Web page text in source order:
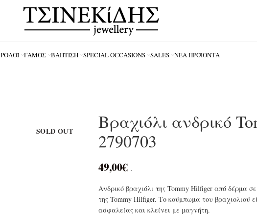
ΡΟΛΌΪ ΓΆΜΟΣ ΒΆΠΤΙΣΗ SPECIAL OCCASIONS SALES ΝΈΑ ΠΡΟΪΌΝΤΑ
SOLD OUT
Βραχιόλι ανδρικό
2790703
49,00€ .
Ανδρικό βραχιόλι της Tommy Hilfiger από δέρμα
της Tommy Hilfiger. Το κούμπωμα του βραχιολιού
ασφαλείας και κλείνει με μαγνήτη.